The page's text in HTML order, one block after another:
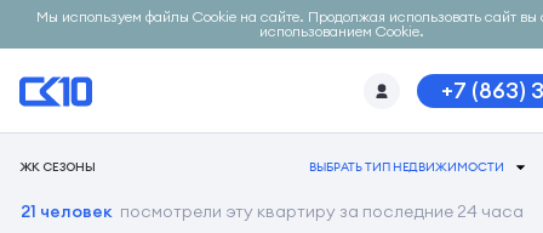
Мы используем файлы Cookie на сайте. Продолжая использовать сайт вы
использованием Cookie.
+7 (863)
ЖК СЕЗОНЫ ВЫБРАТЬ ТИП НЕДВИЖИМОСТИ
21 человек посмотрели эту квартиру за последние 24 часа